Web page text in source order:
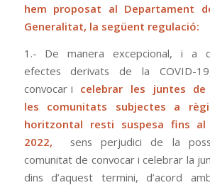
hem proposat al Departament
Generalitat, la següent regulació:
1.- De manera excepcional, i a
efectes derivats de la COVID-
convocar i celebrar les juntes
les comunitats subjectes a
horitzontal resti suspesa fins
2022, sens perjudici de la
comunitat de convocar i celebrar la
dins d’aquest termini, d’acord